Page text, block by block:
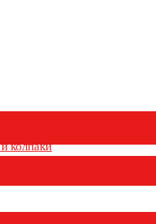
колпаки